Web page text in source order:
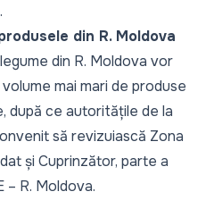
din R. Moldova
din R. Moldova vor
mai mari de produse
după ce autoritățile de la
să revizuiască Zona
și Cuprinzător, parte a
– R. Moldova.